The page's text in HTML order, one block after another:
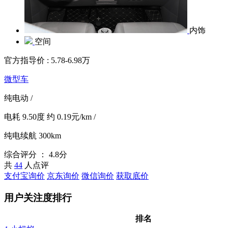
内饰
空间
官方指导价 : 5.78-6.98万
微型车
纯电动 /
电耗 9.50度 约 0.19元/km /
纯电续航 300km
综合评分 ：
4.8分
共 44 人点评
支付宝询价 京东询价 微信询价 获取底价
用户关注度排行
排名